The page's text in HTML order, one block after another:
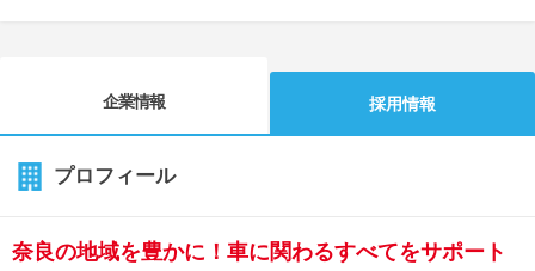
企業情報 採用情報
プロフィール
奈良の地域を豊かに！車に関わるすべてをサポート